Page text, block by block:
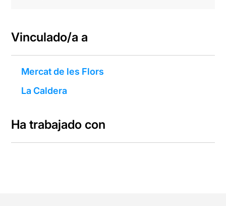
Vinculado/a a
Mercat de les Flors
La Caldera
Ha trabajado con